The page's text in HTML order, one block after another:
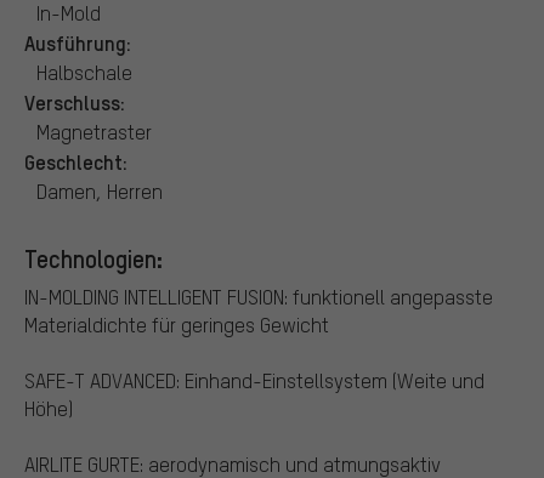
In-Mold
Ausführung:
Halbschale
Verschluss:
Magnetraster
Geschlecht:
Damen, Herren
Technologien:
IN-MOLDING INTELLIGENT FUSION: funktionell angepasste
Materialdichte für geringes Gewicht
SAFE-T ADVANCED: Einhand-Einstellsystem (Weite und
Höhe)
AIRLITE GURTE: aerodynamisch und atmungsaktiv